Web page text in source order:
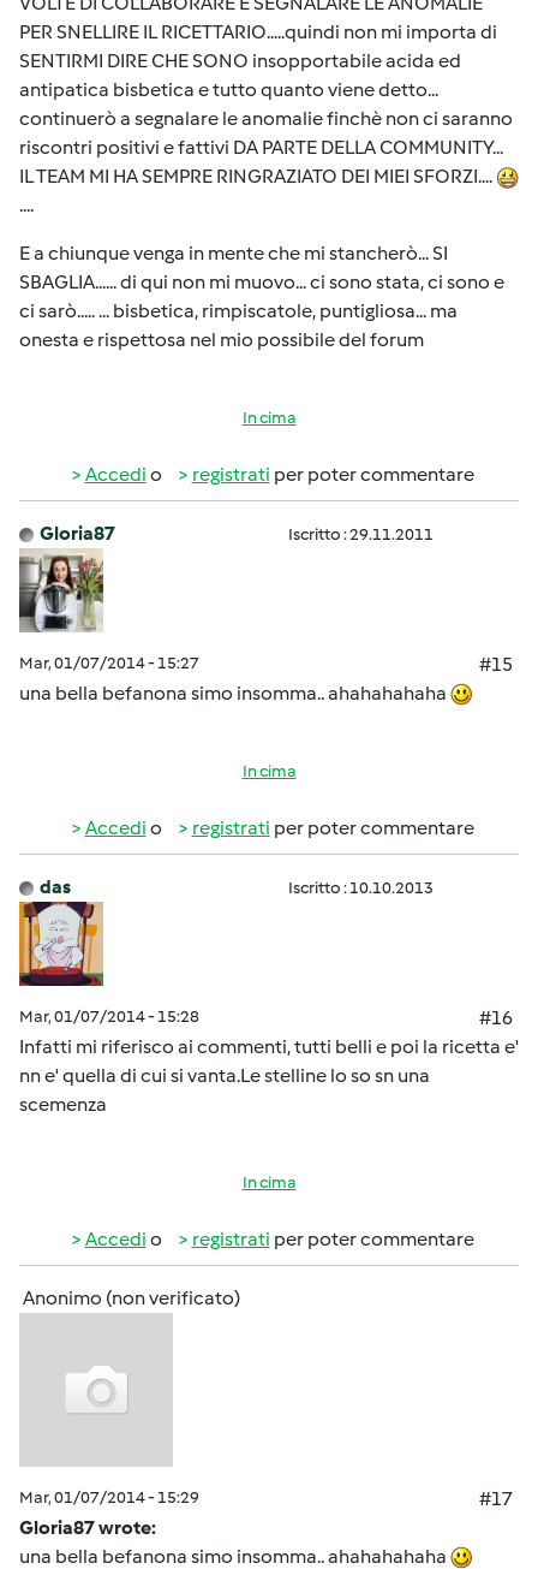
PER SNELLIRE IL RICETTARIO.....quindi non mi importa di
SENTIRMI DIRE CHE SONO insopportabile acida ed
antipatica bisbetica e tutto quanto viene detto...
continuerò a segnalare le anomalie finchè non ci saranno
riscontri positivi e fattivi DA PARTE DELLA COMMUNITY...
IL TEAM MI HA SEMPRE RINGRAZIATO DEI MIEI SFORZI....
....
E a chiunque venga in mente che mi stancherò... SI
SBAGLIA...... di qui non mi muovo... ci sono stata, ci sono e
ci sarò..... ... bisbetica, rimpiscatole, puntigliosa... ma
onesta e rispettosa nel mio possibile del forum
In cima
Accedi o registrati per poter commentare
Gloria87 Iscritto : 29.11.2011
Mar, 01/07/2014 - 15:27
#15
una bella befanona simo insomma.. ahahahahaha
In cima
Accedi o registrati per poter commentare
das Iscritto : 10.10.2013
Mar, 01/07/2014 - 15:28
#16
Infatti mi riferisco ai commenti, tutti belli e poi la ricetta e'
nn e' quella di cui si vanta.Le stelline lo so sn una
scemenza
In cima
Accedi o registrati per poter commentare
Anonimo (non verificato)
Mar, 01/07/2014 - 15:29
#17
Gloria87 wrote:
una bella befanona simo insomma.. ahahahahaha